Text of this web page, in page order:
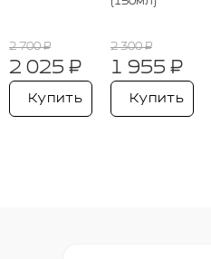
2 700 ₽
2 025 ₽
Купить
2 300 ₽
1 955 ₽
Купить